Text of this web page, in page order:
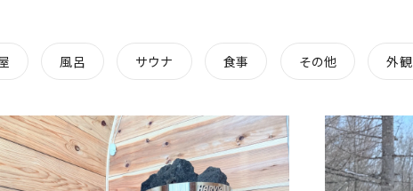
風呂 サウナ 食事 その他 外観